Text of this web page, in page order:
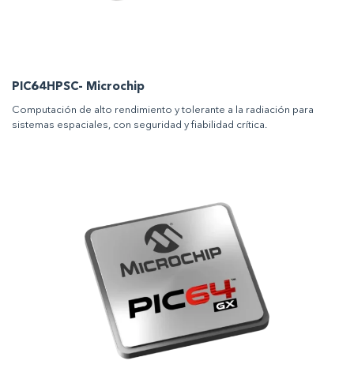
PIC64HPSC- Microchip
Computación de alto rendimiento y tolerante a la radiación para
sistemas espaciales, con seguridad y fiabilidad crítica.